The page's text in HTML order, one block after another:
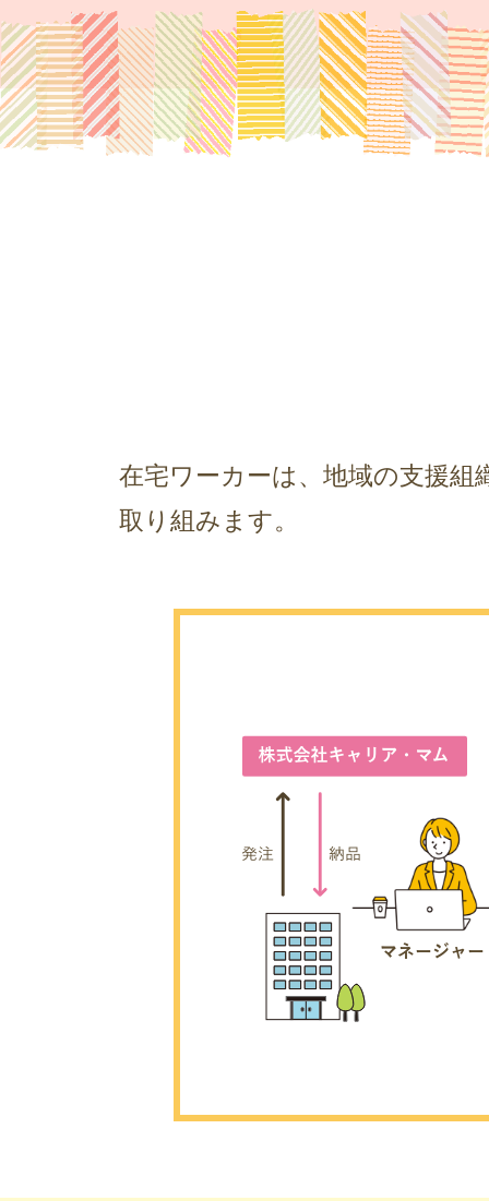
在宅ワーカーは、地域の支援
取り組みます。